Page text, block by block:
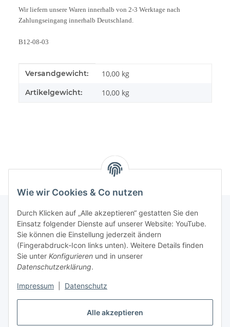
Alle akzeptieren
Wie wir Cookies & Co nutzen
Durch Klicken auf „Alle akzeptieren“ gestatten Sie den
Einsatz folgender Dienste auf unserer Website: YouTube.
Sie können die Einstellung jederzeit ändern
(Fingerabdruck-Icon links unten). Weitere Details finden
Sie unter Konfigurieren und in unserer
Datenschutzerklärung.
Impressum Datenschutz
Wir liefern unsere Waren innerhalb von 2-3 Werktage nach
Zahlungseingang innerhalb Deutschland.
B12-08-03
Produkteigenschaft
Wert
Versandgewicht: 10,00 kg
Artikelgewicht: 10,00 kg
Informationen
Gesetzliche Informationen
Vertrag widerrufen